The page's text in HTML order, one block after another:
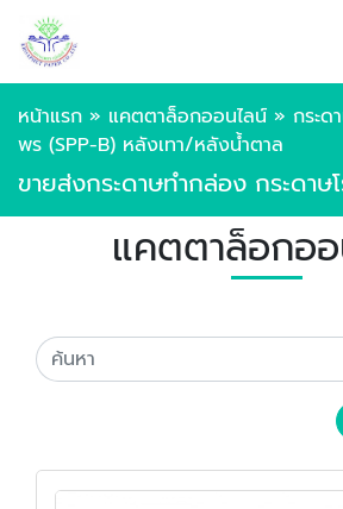
หน้าแรก » แคตตาล็อกออนไลน์ » กระ
พร (SPP-B) หลังเทา/หลังน้ำตาล
ขายส่งกระดาษทำกล่อง กระดา
แคตตาล็อกอ